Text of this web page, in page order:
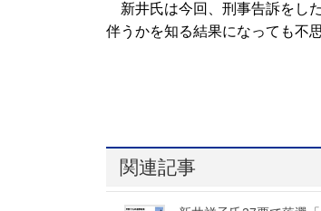
新井氏は今回、刑事告訴をし
伴うかを知る結果になっても不
関連記事